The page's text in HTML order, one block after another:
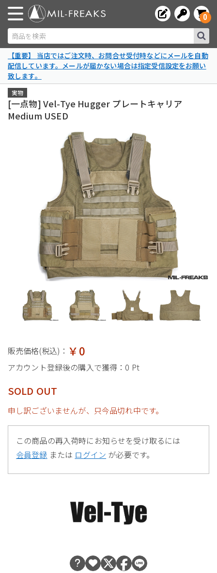
商品を検索
0
【重要】 当店ではご注文時、お問合せ受付時などにメールを自動
配信しています。メールが届かない場合は指定受信設定をお願い
致します。
実物
[一点物] Vel-Tye Hugger プレートキャリア
Medium USED
販売価格(税込)： ￥0
アカウント登録後の購入で獲得： 0 Pt
SOLD OUT
申し訳ございませんが、只今品切れ中です。
この商品の再入荷時にお知らせを受け取るには
会員登録 または ログイン が必要です。